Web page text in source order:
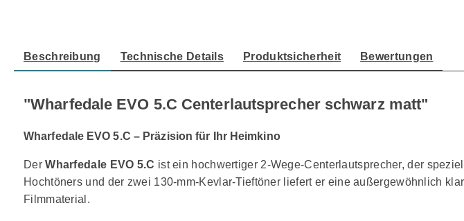
Beschreibung Technische Details Produktsicherheit Bewertungen
"Wharfedale EVO 5.C Centerlautsprecher schwarz matt"
Wharfedale EVO 5.C – Präzision für Ihr Heimkino
DerWharfedale EVO 5.C ist ein hochwertiger 2-Wege-Centerlautsprecher, der
Hochtöners und der zwei 130-mm-Kevlar-Tieftöner liefert er eine außergewöhnlich
Filmmaterial.